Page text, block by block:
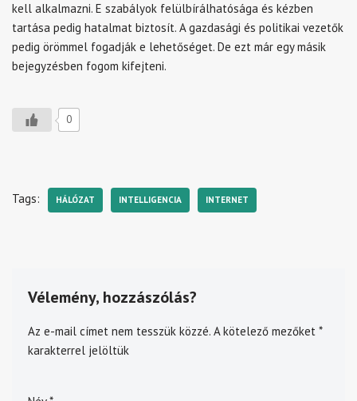
kell alkalmazni. E szabályok felülbírálhatósága és kézben
tartása pedig hatalmat biztosít. A gazdasági és politikai vezetők
pedig örömmel fogadják e lehetőséget. De ezt már egy másik
bejegyzésben fogom kifejteni.
0
Tags: HÁLÓZAT INTELLIGENCIA INTERNET
Vélemény, hozzászólás?
Az e-mail címet nem tesszük közzé. A kötelező mezőket *
karakterrel jelöltük